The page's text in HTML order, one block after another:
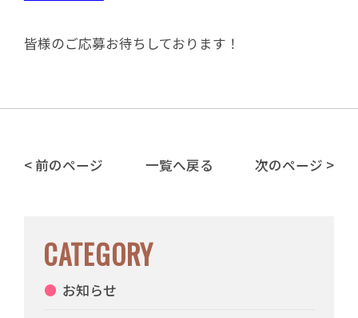
皆様のご応募お待ちしております！
< 前のページ 一覧へ戻る 次のページ >
CATEGORY
お知らせ